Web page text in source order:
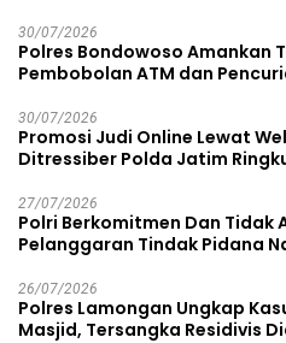
30/07/2026
Polres Bondowoso Amankan
Pembobolan ATM dan
30/07/2026
Promosi Judi Online Lewat
Ditressiber Polda Jatim
27/07/2026
Polri Berkomitmen Dan Tidak
Pelanggaran Tindak Pidana
26/07/2026
Polres Lamongan Ungkap
Masjid, Tersangka Residivis